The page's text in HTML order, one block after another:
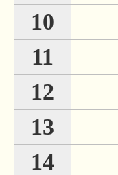
10
11
12
13
14